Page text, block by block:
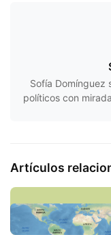
Sofía Domínguez
políticos con
Artículos